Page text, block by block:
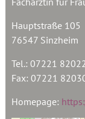
Hauptstraße 105
76547 Sinzheim
Tel.: 07221
Fax: 07221
Homepage: